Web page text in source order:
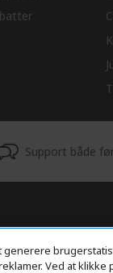
Support både
generere
Ved at klikke